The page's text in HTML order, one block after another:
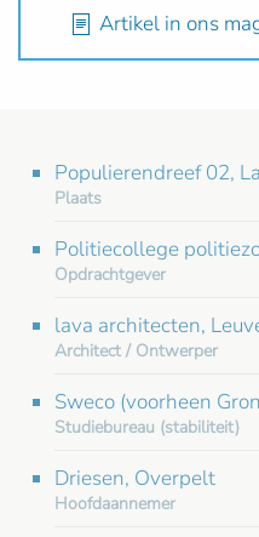
Artikel in ons
Populierendreef 02,
Plaats
Politiecollege
Opdrachtgever
lava architecten,
Architect / Ontwerper
Sweco (voorheen
Studiebureau (stabiliteit)
Driesen, Overpelt
Hoofdaannemer